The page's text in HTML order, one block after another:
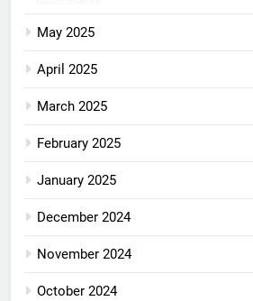
May 2025
April 2025
March 2025
February 2025
January 2025
December 2024
November 2024
October 2024